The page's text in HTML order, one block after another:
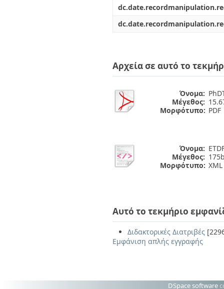
Αρχεία σε αυτό το
Όνομα:
Μέγεθος:
Μορφότυπο: PDF
Όνομα:
Μέγεθος:
Μορφότυπο: XML
Αυτό το τεκμήριο
Διδακτορικές Διατριβές
Εμφάνιση απλής εγγραφής
DSpace software